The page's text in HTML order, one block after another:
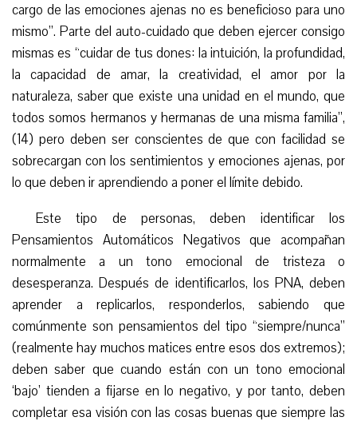
cargo de las emociones ajenas no es beneficioso para uno
mismo”. Parte del auto-cuidado que deben ejercer consigo
mismas es “cuidar de tus dones: la intuición, la profundidad,
la capacidad de amar, la creatividad, el amor por la
naturaleza, saber que existe una unidad en el mundo, que
todos somos hermanos y hermanas de una misma familia”,
(14) pero deben ser conscientes de que con facilidad se
sobrecargan con los sentimientos y emociones ajenas, por
lo que deben ir aprendiendo a poner el límite debido.
Este tipo de personas, deben identificar los
Pensamientos Automáticos Negativos que acompañan
normalmente a un tono emocional de tristeza o
desesperanza. Después de identificarlos, los PNA, deben
aprender a replicarlos, responderlos, sabiendo que
comúnmente son pensamientos del tipo “siempre/nunca”
(realmente hay muchos matices entre esos dos extremos);
deben saber que cuando están con un tono emocional
‘bajo’ tienden a fijarse en lo negativo, y por tanto, deben
completar esa visión con las cosas buenas que siempre las